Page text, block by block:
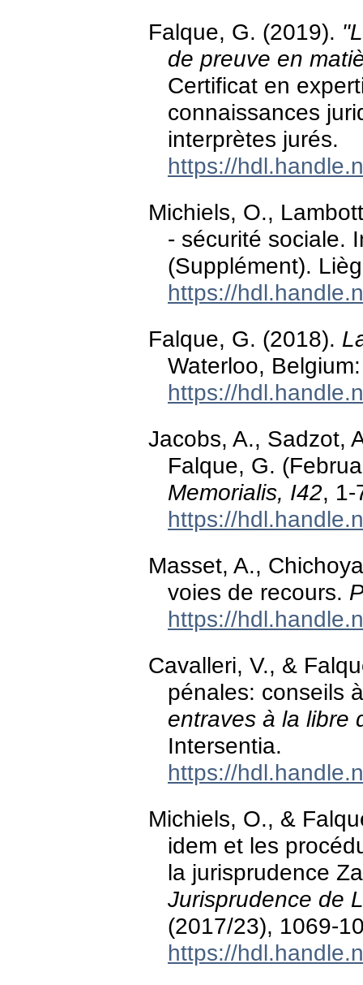
Falque, G. (2019).
de preuve en
Certificat en
connaissances
interprètes jurés.
https://
Michiels, O.,
- sécurité sociale.
(Supplément).
https://
Falque, G. (2018).
Waterloo,
https://
Jacobs, A., Sadzot,
Falque, G.
Memorialis, I42, 1-
https://
Masset, A.,
voies de recours.
https://
Cavalleri, V., &
pénales: conseils
entraves à la libre
Intersentia.
https://
Michiels, O., &
idem et les
la jurisprudence
Jurisprudence de
(2017/23), 1069-
https://